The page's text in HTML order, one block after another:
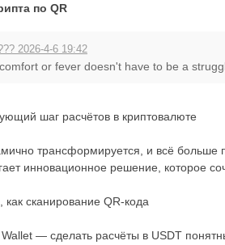
по QR
2026-4-6 19:42
or fever doesn't have to be a
шаг расчётов в криптовалюте
трансформируется, и всё больше
инновационное решение, которое
сканирование QR-кода
— сделать расчёты в USDT